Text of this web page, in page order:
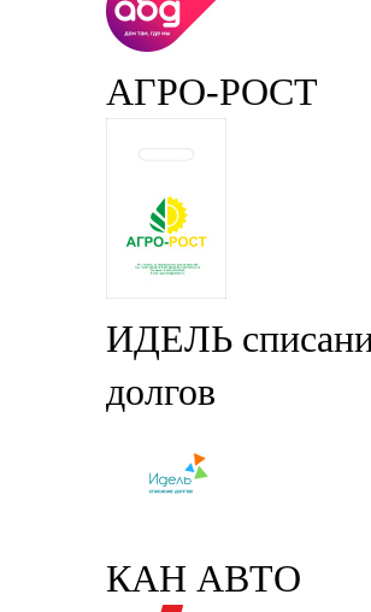
АГРО-РОСТ
ИДЕЛЬ
долгов
КАН АВТО